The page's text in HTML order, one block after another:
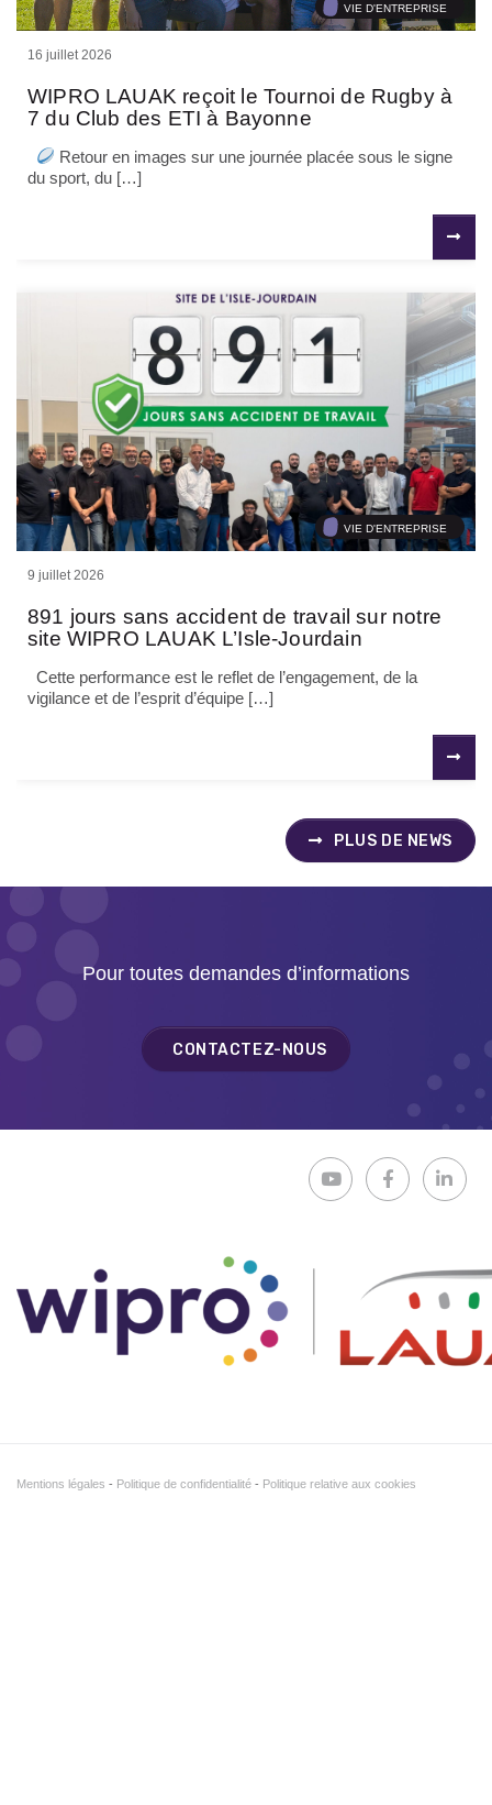
VIE D'ENTREPRISE
16 juillet 2026
WIPRO LAUAK reçoit le Tournoi de Rugby à
7 du Club des ETI à Bayonne
Retour en images sur une journée placée sous le signe
du sport, du […]
VIE D'ENTREPRISE
9 juillet 2026
891 jours sans accident de travail sur notre
site WIPRO LAUAK L’Isle-Jourdain
Cette performance est le reflet de l’engagement, de la
vigilance et de l’esprit d’équipe […]
PLUS DE NEWS
Pour toutes demandes d’informations
CONTACTEZ-NOUS
Mentions légales Politique de confidentialité Politique relative aux cookies